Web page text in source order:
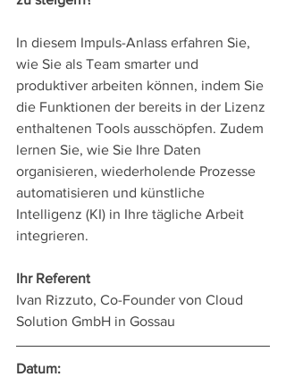
In diesem Impuls-Anlass erfahren Sie,
wie Sie als Team smarter und
produktiver arbeiten können, indem Sie
die Funktionen der bereits in der Lizenz
enthaltenen Tools ausschöpfen. Zudem
lernen Sie, wie Sie Ihre Daten
organisieren, wiederholende Prozesse
automatisieren und künstliche
Intelligenz (KI) in Ihre tägliche Arbeit
integrieren.
Ihr Referent
Ivan Rizzuto, Co-Founder von Cloud
Solution GmbH in Gossau
Datum: